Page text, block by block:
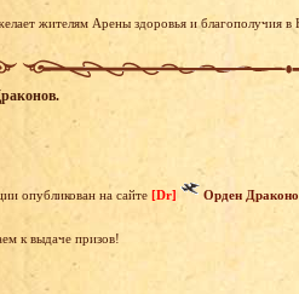
жителям Арены здоровья и благополучия
опубликован на сайте [Dr]
Орден
к выдаче призов!